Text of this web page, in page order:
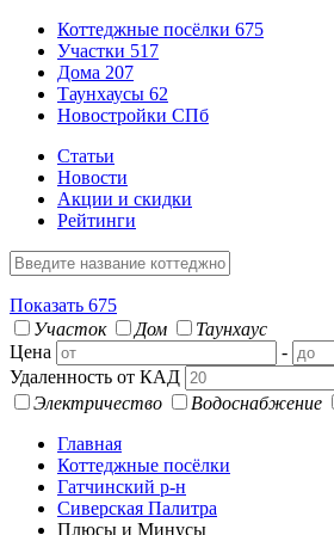
Коттеджные посёлки 675
Участки 517
Дома 207
Таунхаусы 62
Новостройки СПб
Статьи
Новости
Акции и скидки
Рейтинги
Показать 675
Участок
Дом
Таунхаус
Цена
-
Удаленность от КАД
Электричество
Водоснабжение
Главная
Коттеджные посёлки
Гатчинский р-н
Сиверская Палитра
Плюсы и Минусы